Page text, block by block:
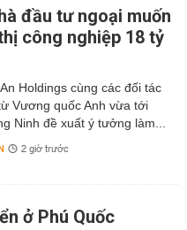
đầu tư ngoại muốn
công nghiệp 18 tỷ
Holdings cùng các đối tác
Vương quốc Anh vừa tới
Ninh đề xuất ý tưởng làm...
2 giờ trước
ở Phú Quốc